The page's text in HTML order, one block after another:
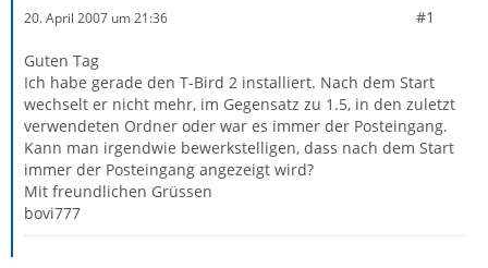
20. April 2007 um 21:36 #1
Guten Tag
Ich habe gerade den T-Bird 2 installiert. Nach dem Start
wechselt er nicht mehr, im Gegensatz zu 1.5, in den zuletzt
verwendeten Ordner oder war es immer der Posteingang.
Kann man irgendwie bewerkstelligen, dass nach dem Start
immer der Posteingang angezeigt wird?
Mit freundlichen Grüssen
bovi777